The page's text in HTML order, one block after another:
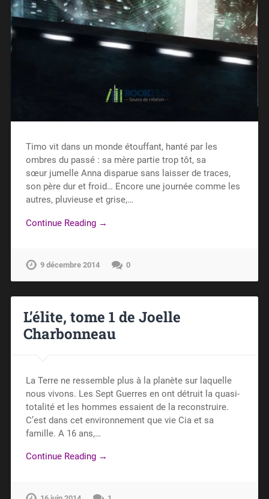
Timo vit dans un monde étouffant, hanté par les
ombres du passé : sa mère partie trop tôt, sa
sœur jumelle Anna disparue sans laisser de traces,
son père dur et froid… Encore une journée comme les
autres, pluvieuse et grise,…
Continue Reading →
9 décembre 2014 0
L’élite, tome 1 de Joelle
Charbonneau
La Terre ne ressemble plus à la planète sur laquelle
nous vivons. Les Sept Guerres en ont détruit la quasi-
totalité et les hommes essaient de la reconstruire.
C’est dans cet environnement que vie Cia et sa
famille. A 16 ans,…
Continue Reading →